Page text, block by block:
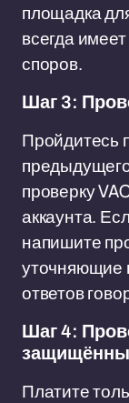
площадка
всегда
споров.
Шаг 3:
Пройдитесь
проверку
аккаунта.
напишите
уточняющие
ответов
Шаг 4:
Платите